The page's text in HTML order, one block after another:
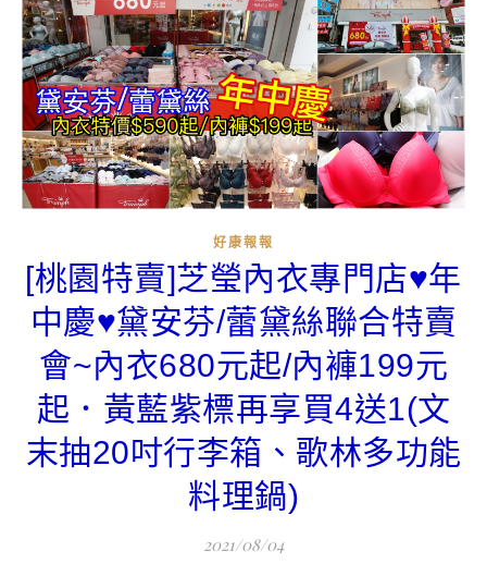
好康報報
[桃園特賣]芝瑩內衣專門店♥年
中慶♥黛安芬/蕾黛絲聯合特賣
會~內衣680元起/內褲199元
起．黃藍紫標再享買4送1(文
末抽20吋行李箱、歌林多功能
料理鍋)
2021/08/04